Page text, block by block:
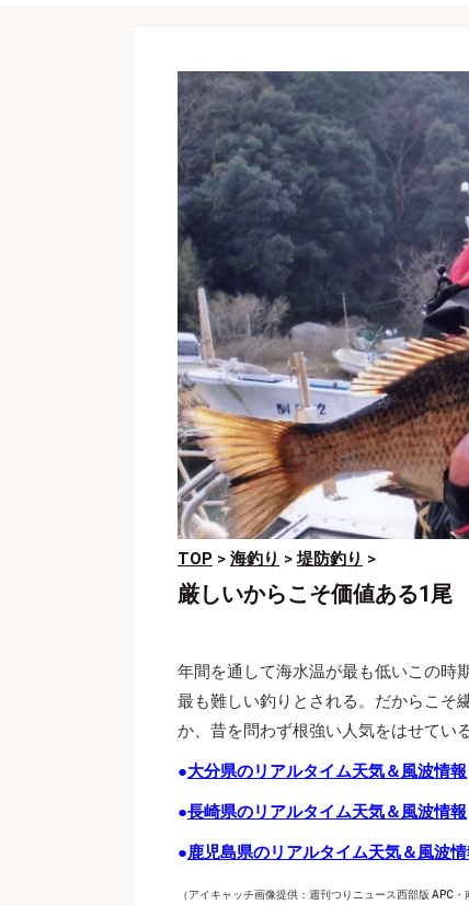
TOP > 海釣り >堤防釣り >
厳しいからこそ価値ある1尾
年間を通して海水温が最も低いこの時
最も難しい釣りとされる。だからこそ
か、昔を問わず根強い人気をはせている
●大分県のリアルタイム天気＆風波情報
●長崎県のリアルタイム天気＆風波情報
●鹿児島県のリアルタイム天気＆風波
（アイキャッチ画像提供：週刊つりニュース西部版 APC・